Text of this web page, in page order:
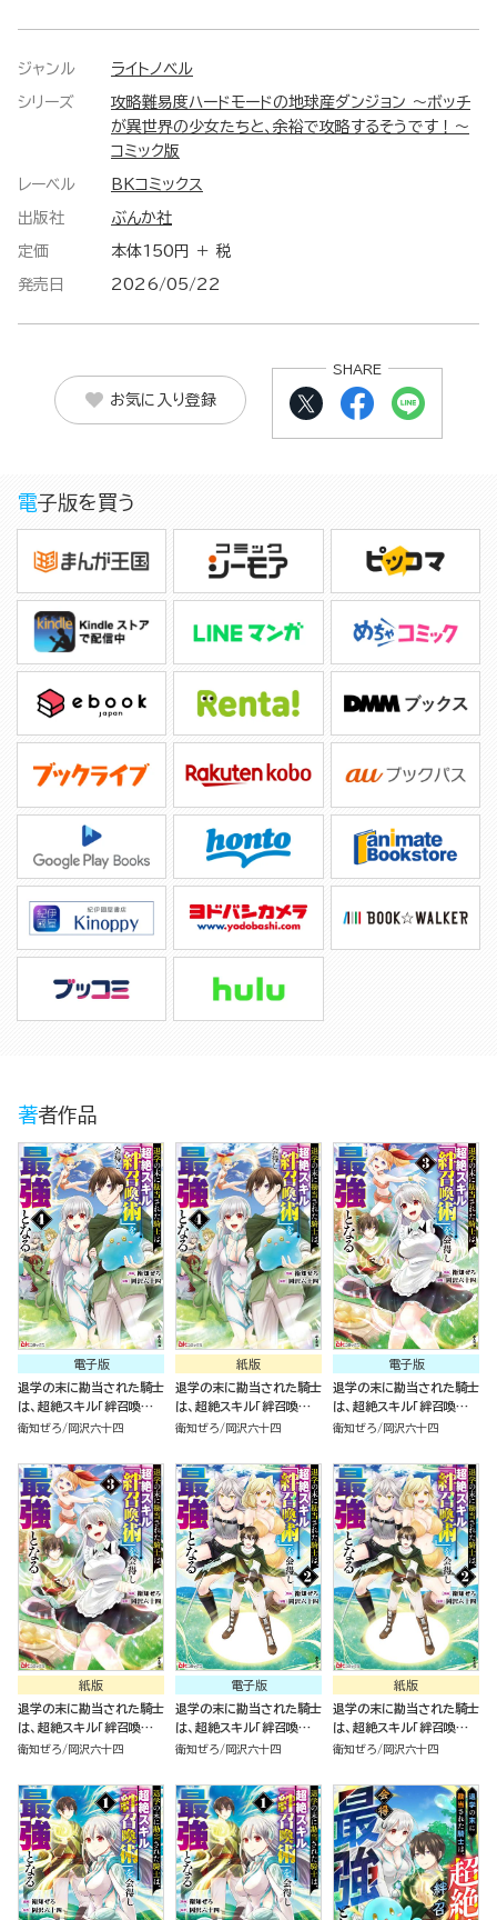
ジャンル ライトノベル
シリーズ
攻略難易度ハードモードの地球産ダンジョン ～ボッチ
が異世界の少女たちと、余裕で攻略するそうです！～
コミック版
レーベル BKコミックス
出版社 ぶんか社
定価 本体150円 ＋ 税
発売日 2026/05/22
お気に入り登録
SHARE
電子版を買う
著者作品
電子版
退学の末に勘当された騎士
は、超絶スキル「絆召喚術」
を会得し最強となる（4）
衛知ぜろ 岡沢六十四
紙版
退学の末に勘当された騎士
は、超絶スキル「絆召喚術」
を会得し最強となる（4）
衛知ぜろ 岡沢六十四
電子版
退学の末に勘当された騎士
は、超絶スキル「絆召喚術」
を会得し最強となる（3）
衛知ぜろ 岡沢六十四
紙版
退学の末に勘当された騎士
は、超絶スキル「絆召喚術」
を会得し最強となる（3）
衛知ぜろ 岡沢六十四
電子版
退学の末に勘当された騎士
は、超絶スキル「絆召喚術」
を会得し最強となる（2）
衛知ぜろ 岡沢六十四
紙版
退学の末に勘当された騎士
は、超絶スキル「絆召喚術」
を会得し最強となる（2）
衛知ぜろ 岡沢六十四